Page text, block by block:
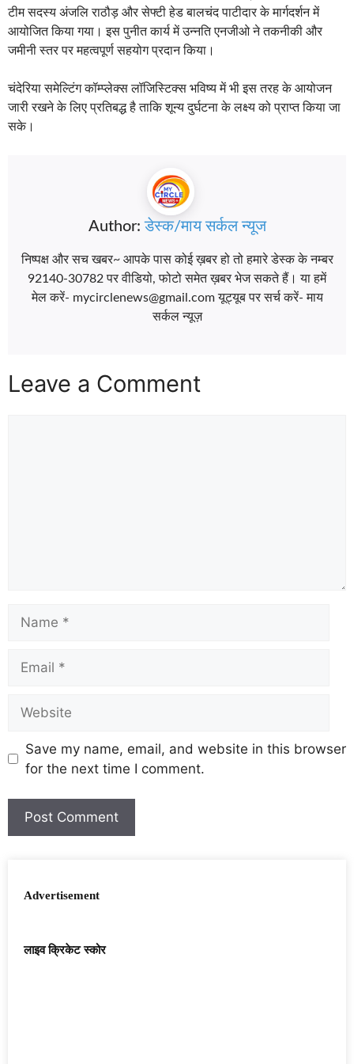
टीम सदस्य अंजलि राठौड़ और सेफ्टी हेड बालचंद पाटीदार के मार्गदर्शन में
आयोजित किया गया। इस पुनीत कार्य में उन्नति एनजीओ ने तकनीकी और
जमीनी स्तर पर महत्वपूर्ण सहयोग प्रदान किया।
चंदेरिया समेल्टिंग कॉम्प्लेक्स लॉजिस्टिक्स भविष्य में भी इस तरह के आयोजन
जारी रखने के लिए प्रतिबद्ध है ताकि शून्य दुर्घटना के लक्ष्य को प्राप्त किया जा
सके।
Author:डेस्क/माय सर्कल न्यूज
निष्पक्ष और सच खबर~ आपके पास कोई ख़बर हो तो हमारे डेस्क के नम्बर
92140-30782 पर वीडियो, फोटो समेत ख़बर भेज सकते हैं। या हमें
मेल करें- mycirclenews@gmail.com यूट्यूब पर सर्च करें- माय
सर्कल न्यूज़
Leave a Comment
Save my name, email, and website in this browser
for the next time I comment.
Advertisement
लाइव क्रिकेट स्कोर